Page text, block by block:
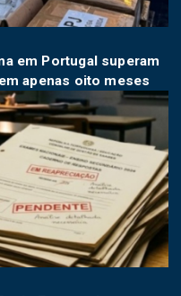
em Portugal superam
apenas oito meses